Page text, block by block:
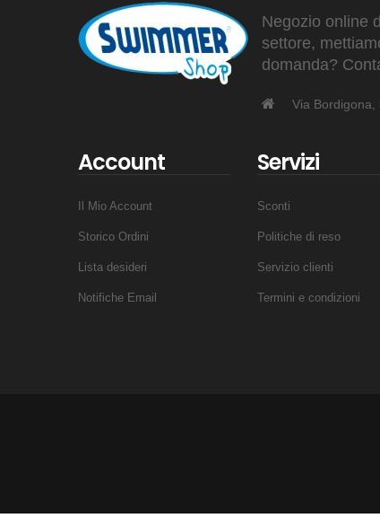
Negozio online
settore,
domanda?
Via
Account
Il Mio Account
Storico Ordini
Lista desideri
Notifiche Email
Servizi
Sconti
Politiche di reso
Servizio clienti
Termini e condizioni